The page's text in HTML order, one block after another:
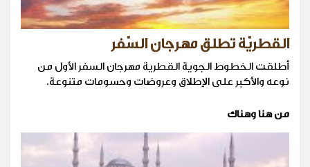
القطريّة تطلق مهرجان السّفر
أطلقت الخطوط الجوية القطرية مهرجان السفر الأول من
نوعه والأكبر على الإطلاق وعروضات وحسومات متنوعة.
من هنا وهناك